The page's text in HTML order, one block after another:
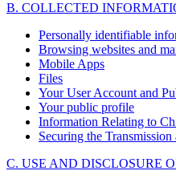
B. COLLECTED
Personally identifiable
Browsing websites and
Mobile Apps
Files
Your User Account and
Your public profile
Information Relating to
Securing the
C. USE AND DISCLOSURE